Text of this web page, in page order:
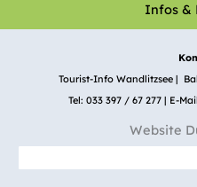
Infos &
Tourist-Info Wandlitzsee |
Tel: 033 397 / 67 277 | E-
Website